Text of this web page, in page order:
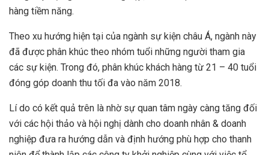
hàng tiềm năng.
Theo xu hướng hiện tại của ngành sự kiện châu Á, ngành này
đã được phân khúc theo nhóm tuổi những người tham gia
các sự kiện. Trong đó, phân khúc khách hàng từ 21 – 40 tuổi
đóng góp doanh thu tối đa vào năm 2018.
Lí do có kết quả trên là nhờ sự quan tâm ngày càng tăng đối
với các hội thảo và hội nghị dành cho doanh nhân & doanh
nghiệp đưa ra hướng dẫn và định hướng phù hợp cho thanh